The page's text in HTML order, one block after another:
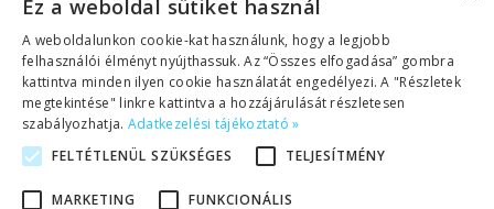
©2026 Copyright Helen Doron Group Ltd | All rights reserved.
Ez a weboldal sütiket használ
A weboldalunkon cookie-kat használunk, hogy a legjobb
felhasználói élményt nyújthassuk. Az “Összes elfogadása” gombra
kattintva minden ilyen cookie használatát engedélyezi. A "Részletek
megtekintése" linkre kattintva a hozzájárulását részletesen
szabályozhatja. Adatkezelési tájékoztató »
FELTÉTLENÜL SZÜKSÉGES
TELJESÍTMÉNY
MARKETING FUNKCIONÁLIS